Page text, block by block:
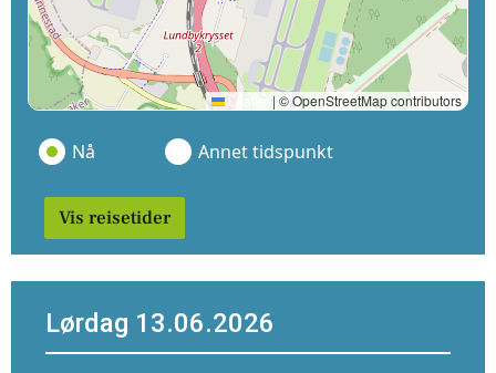
Leaflet | © OpenStreetMap contributors
Nå Annet tidspunkt
Vis reisetider
Lørdag 13.06.2026